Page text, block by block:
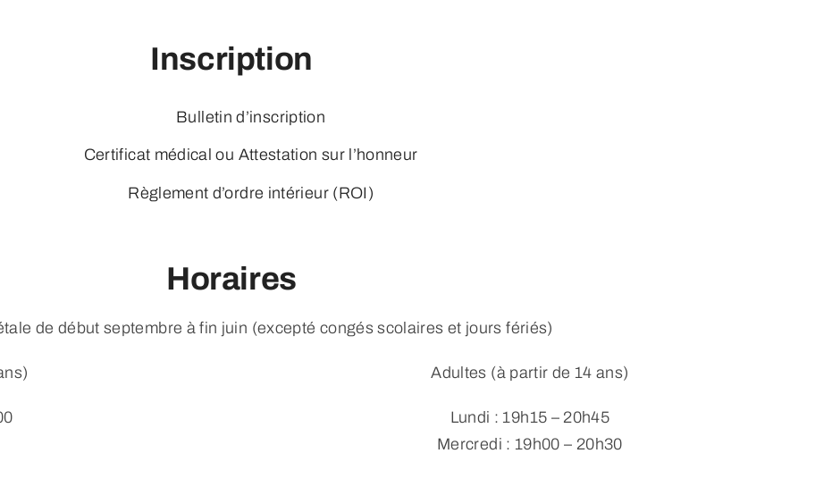
Inscription
Bulletin d’inscription
Certificat médical ou Attestation sur l’honneur
Règlement d’ordre intérieur (ROI)
Horaires
de début septembre à fin juin (excepté congés scolaires et jours fériés)
Adultes (à partir de 14 ans)
Lundi : 19h15 – 20h45
Mercredi : 19h00 – 20h30